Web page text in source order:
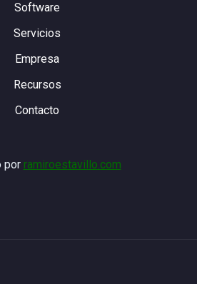
Software
Servicios
Empresa
Recursos
Contacto
por ramiroestavillo.com